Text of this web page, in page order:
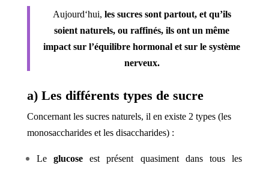
Aujourd‘hui, les sucres sont partout, et qu’ils
soient naturels, ou raffinés, ils ont un même
impact sur l’équilibre hormonal et sur le système
nerveux.
a) Les différents types de sucre
Concernant les sucres naturels, il en existe 2 types (les
monosaccharides et les disaccharides) :
Le glucose est présent quasiment dans tous les